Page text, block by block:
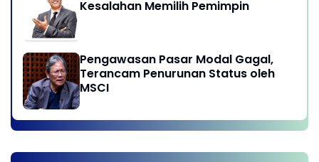
Kesalahan Memilih Pemimpin
Pengawasan Pasar Modal Gagal,
Terancam Penurunan Status oleh
MSCI